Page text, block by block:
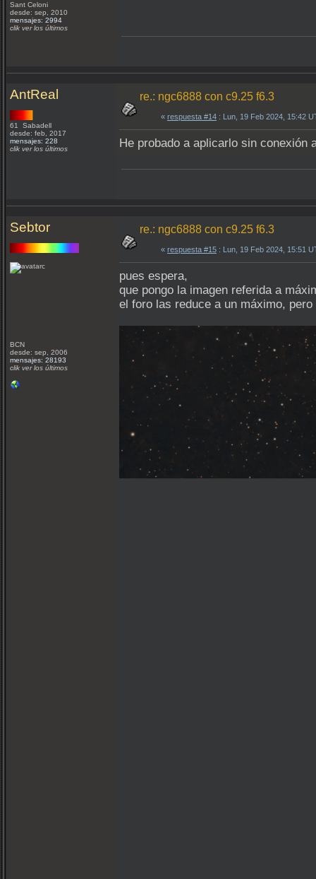
Sant Celoni
desde: sep, 2010
mensajes: 2994
clik ver los últimos
AntReal
61 Sabadell
desde: feb, 2017
mensajes: 228
clik ver los últimos
re.: ngc6888 con c9.25 f6.3
« respuesta #14 : Lun, 19 Feb 2024, 15:42
He probado a aplicarlo sin conexión
Sebtor
BCN
desde: sep, 2006
mensajes: 28193
clik ver los últimos
re.: ngc6888 con c9.25 f6.3
« respuesta #15 : Lun, 19 Feb 2024, 15:51
pues espera,
que pongo la imagen referida a
el foro las reduce a un máximo,